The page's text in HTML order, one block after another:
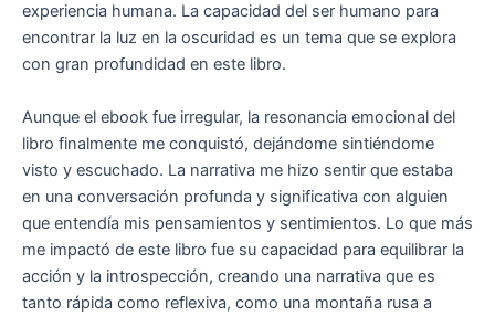
experiencia humana. La capacidad del ser humano para
encontrar la luz en la oscuridad es un tema que se explora
con gran profundidad en este libro.
Aunque el ebook fue irregular, la resonancia emocional del
libro finalmente me conquistó, dejándome sintiéndome
visto y escuchado. La narrativa me hizo sentir que estaba
en una conversación profunda y significativa con alguien
que entendía mis pensamientos y sentimientos. Lo que más
me impactó de este libro fue su capacidad para equilibrar la
acción y la introspección, creando una narrativa que es
tanto rápida como reflexiva, como una montaña rusa a